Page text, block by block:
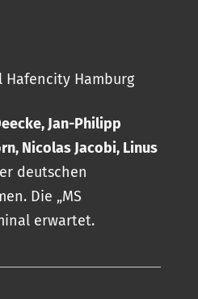
Hafencity Hamburg
Jan-Philipp
Nicolas Jacobi, Linus
deutschen
Die „MS
erwartet.